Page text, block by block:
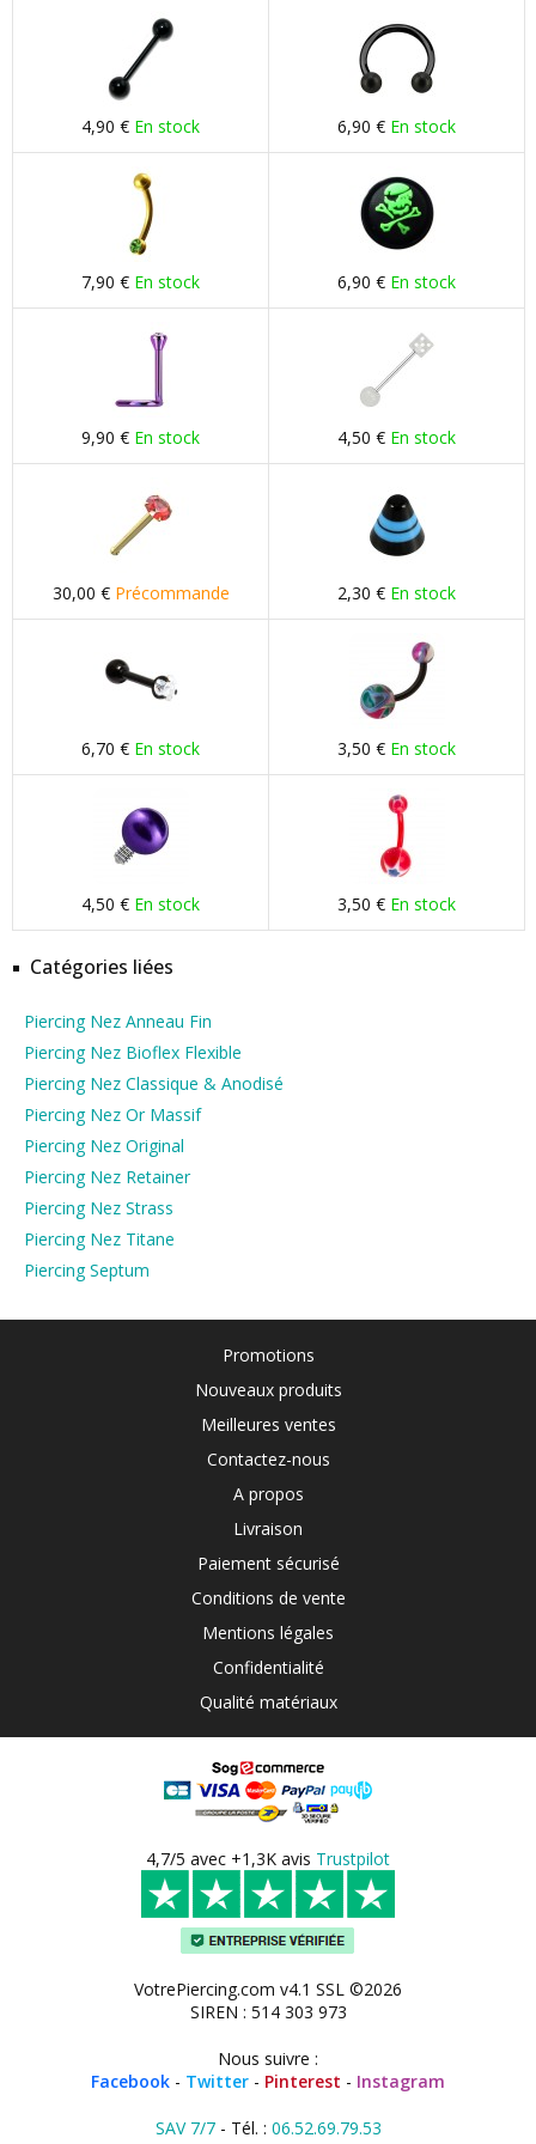
4,90 € En stock 6,90 € En stock
7,90 € En stock 6,90 € En stock
9,90 € En stock 4,50 € En stock
30,00 € Précommande 2,30 € En stock
6,70 € En stock 3,50 € En stock
4,50 € En stock 3,50 € En stock
Catégories liées
Piercing Nez Anneau Fin
Piercing Nez Bioflex Flexible
Piercing Nez Classique & Anodisé
Piercing Nez Or Massif
Piercing Nez Original
Piercing Nez Retainer
Piercing Nez Strass
Piercing Nez Titane
Piercing Septum
Promotions
Nouveaux produits
Meilleures ventes
Contactez-nous
A propos
Livraison
Paiement sécurisé
Conditions de vente
Mentions légales
Confidentialité
Qualité matériaux
4,7/5 avec +1,3K avis Trustpilot
VotrePiercing.com v4.1 SSL ©2026
SIREN : 514 303 973
Nous suivre :
Facebook - Twitter - Pinterest - Instagram
SAV 7/7- Tél. : 06.52.69.79.53